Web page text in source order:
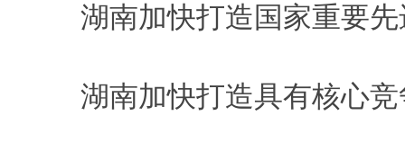
湖南加快打造国家重要
湖南加快打造具有核心